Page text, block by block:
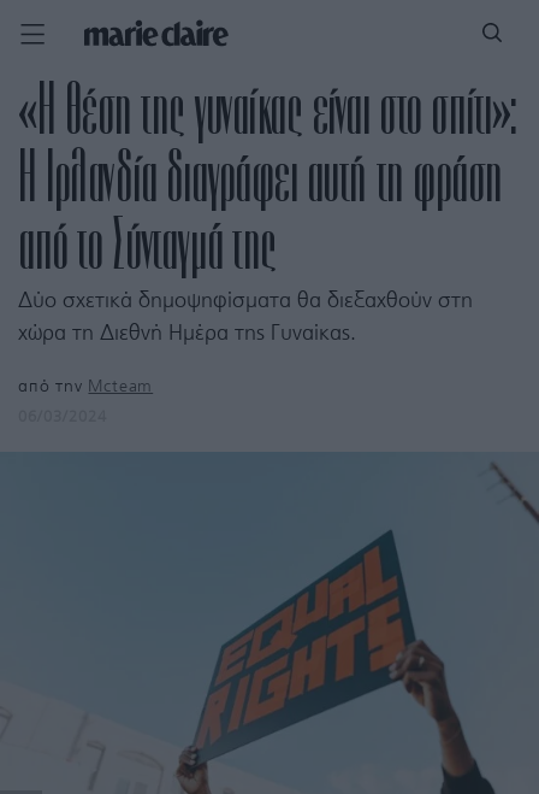
«Η θέση της γυναίκας είναι στο σπίτι»:
Η Ιρλανδία διαγράφει αυτή τη φράση
από το Σύνταγμά της
Δύο σχετικά δημοψηφίσματα θα διεξαχθούν στη
χώρα τη Διεθνή Ημέρα της Γυναίκας.
από την Mcteam